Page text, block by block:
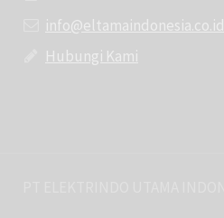
info@eltamaindonesia.co.id
Hubungi Kami